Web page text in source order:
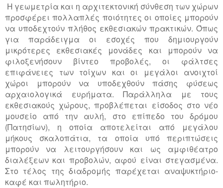
Η γεωμετρία και η αρχιτεκτονική σύνθεση των χώρων
προσφέρει πολλαπλές ποιότητες οι οποίες μπορούν
να υποδεχτούν πλήθος εκθεσιακών πρακτικών. Όπως
για παράδειγμα οι εσοχές που δημιουργούν
μικρότερες εκθεσιακές μονάδες και μπορούν να
φιλοξενήσουν βίντεο προβολές, οι φάλτσες
επιφάνειες των τοίχων και οι μεγάλοι ανοιχτοί
χώροι μπορούν να υποδεχθούν πάσης φύσεως
αρχαιολογικά ευρήματα. Παράλληλα με τους
εκθεσιακούς χώρους, προβλέπεται είσοδος στο νέο
μουσείο από την αυλή, στο επίπεδο του δρόμου
(Πατησίων), η οποία αποτελείται από μεγάλου
μήκους σκαλοπάτια, τα οποία υπό περιπτώσεις
μπορούν να λειτουργήσουν και ως αμφιθέατρο
διαλέξεων και προβολών, αφού είναι στεγασμένα.
Στο τέλος της διαδρομής παρέχεται αναψυκτήριο-
καφέ και πωλητήριο.